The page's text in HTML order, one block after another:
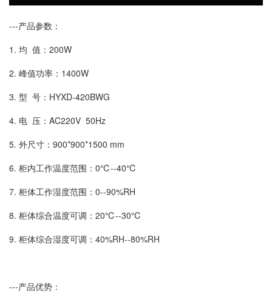
---产品参数：
1. 均 值：200W
2. 峰值功率：1400W
3. 型 号：HYXD-420BWG
4. 电 压：AC220V 50Hz
5. 外尺寸：900*900*1500 mm
6. 柜内工作温度范围：0℃--40℃
7. 柜体工作湿度范围：0--90%RH
8. 柜体综合温度可调：20℃--30℃
9. 柜体综合湿度可调：40%RH--80%RH
---产品优势：